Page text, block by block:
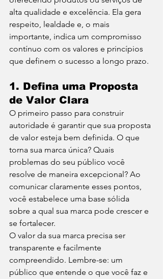
alta qualidade e excelência. Ela gera
respeito, lealdade e, o mais
importante, indica um compromisso
contínuo com os valores e princípios
que definem o sucesso a longo prazo.
1. Defina uma Proposta
de Valor Clara
O primeiro passo para construir
autoridade é garantir que sua proposta
de valor esteja bem definida. O que
torna sua marca única? Quais
problemas do seu público você
resolve de maneira excepcional? Ao
comunicar claramente esses pontos,
você estabelece uma base sólida
sobre a qual sua marca pode crescer e
se fortalecer.
O valor da sua marca precisa ser
transparente e facilmente
compreendido. Lembre-se: um
público que entende o que você faz e